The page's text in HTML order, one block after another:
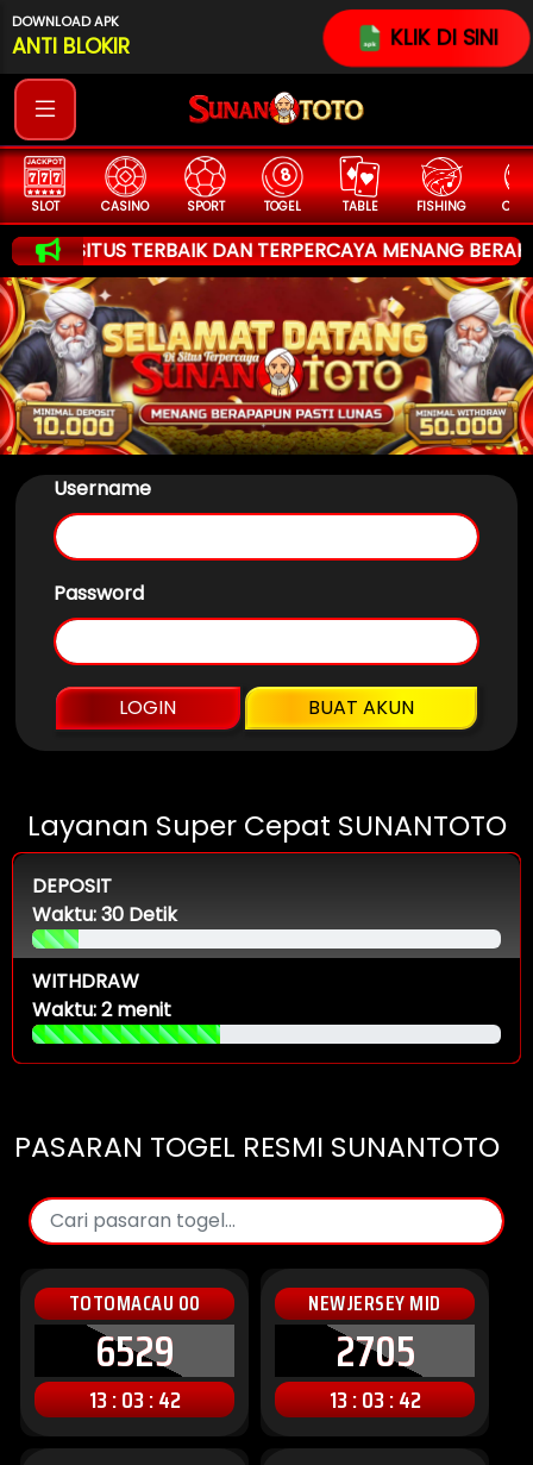
KLIK DI SINI
DOWNLOAD APK
ANTI BLOKIR
SLOT CASINO SPORT TOGEL TABLE FISHING
TERBAIK DAN TERPERCAYA MENANG BERAPAPUN
Username
Password
LOGIN BUAT AKUN
Layanan Super Cepat SUNANTOTO
DEPOSIT
Waktu: 30 Detik
WITHDRAW
Waktu: 2 menit
PASARAN TOGEL RESMI SUNANTOTO
TOTOMACAU 00
6529
13 : 03 : 40
NEWJERSEY MID
2705
13 : 03 : 40